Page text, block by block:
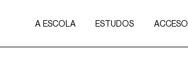
A ESCOLA ESTUDOS ACCESO